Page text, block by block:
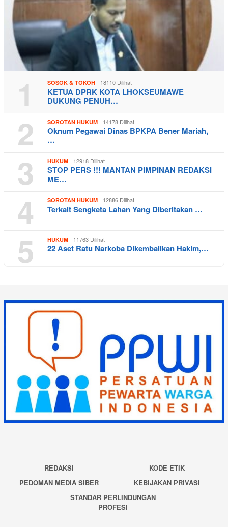
1 SOSOK & TOKOH 18110 Dilihat
KETUA DPRK KOTA LHOKSEUMAWE
DUKUNG PENUH…
2 SOROTAN HUKUM 14178 Dilihat
Oknum Pegawai Dinas BPKPA Bener Mariah,
…
3 HUKUM 12918 Dilihat
STOP PERS !!! MANTAN PIMPINAN REDAKSI
ME…
4 SOROTAN HUKUM 12886 Dilihat
Terkait Sengketa Lahan Yang Diberitakan …
5 HUKUM 11763 Dilihat
22 Aset Ratu Narkoba Dikembalikan Hakim,…
REDAKSI
KODE ETIK
PEDOMAN MEDIA SIBER
KEBIJAKAN PRIVASI
STANDAR PERLINDUNGAN
PROFESI